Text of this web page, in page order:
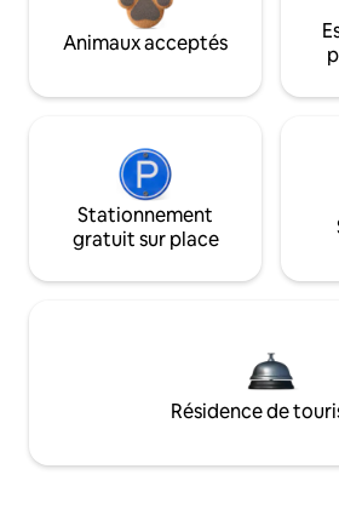
Animaux acceptés
Stationnement
gratuit sur place
Résidence de